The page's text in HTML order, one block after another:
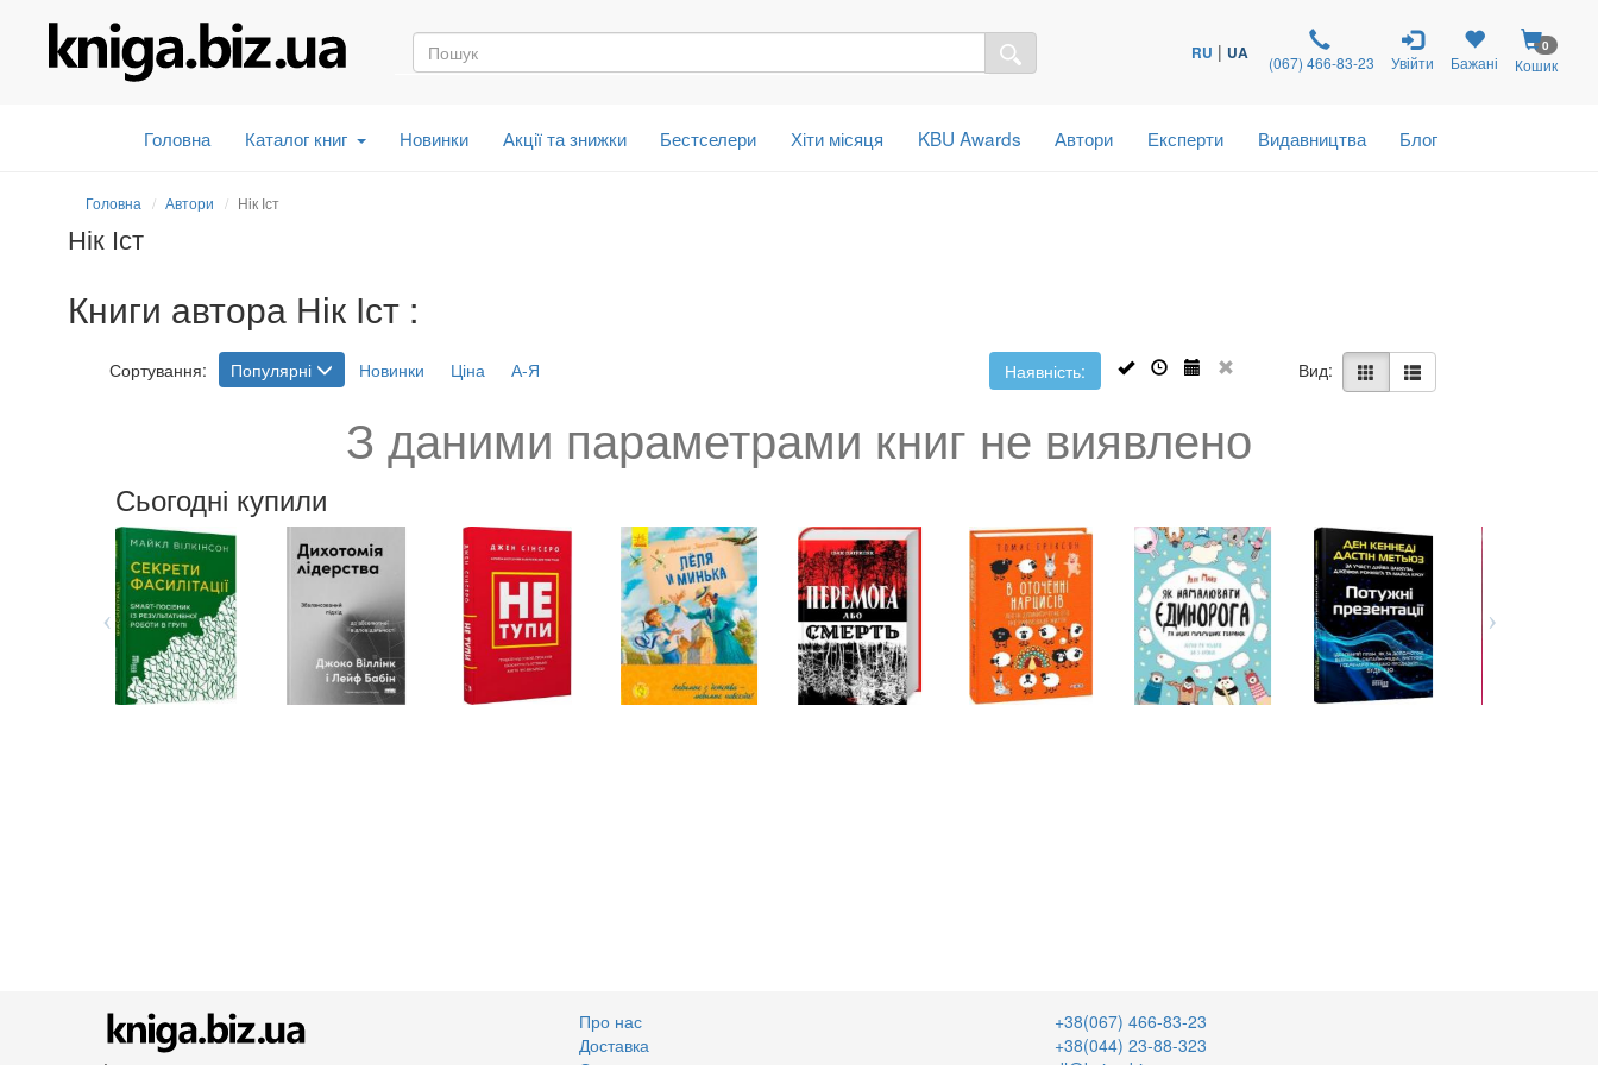
RU | UA (067) 466-83-23 Увійти Бажані
0
Кошик
Головна Каталог книг Новинки Акції та знижки Бестселери Хіти місяця KBU Awards Автори Експерти Видавництва Блог
Головна Автори Нік Іст
Нік Іст
Книги автора Нік Іст :
Сортування: Популярні Новинки Ціна А-Я Наявність: Вид:
З даними параметрами книг не виявлено
Сьогодні купили
Про нас
Доставка
+38(067) 466-83-23
+38(044) 23-88-323